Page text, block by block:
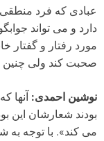
عبادی که فرد
دارد و می تواند
مورد رفتار و گفتار
صحبت کند ولی چنین
نوشین احمدی: آنها
بودند شعارشان این
می کند». با توجه به